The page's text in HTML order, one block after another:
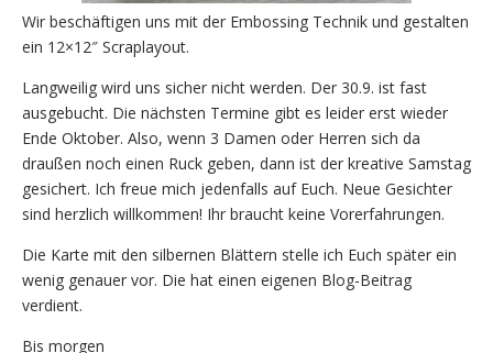
Wir beschäftigen uns mit der Embossing Technik und gestalten
ein 12×12″ Scraplayout.
Langweilig wird uns sicher nicht werden. Der 30.9. ist fast
ausgebucht. Die nächsten Termine gibt es leider erst wieder
Ende Oktober. Also, wenn 3 Damen oder Herren sich da
draußen noch einen Ruck geben, dann ist der kreative Samstag
gesichert. Ich freue mich jedenfalls auf Euch. Neue Gesichter
sind herzlich willkommen! Ihr braucht keine Vorerfahrungen.
Die Karte mit den silbernen Blättern stelle ich Euch später ein
wenig genauer vor. Die hat einen eigenen Blog-Beitrag
verdient.
Bis morgen